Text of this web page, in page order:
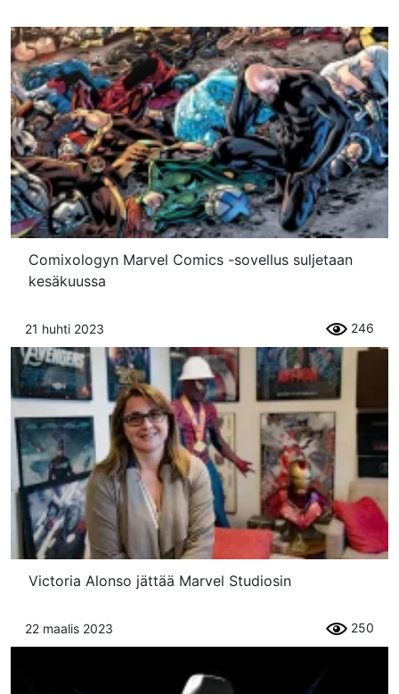
Comixologyn Marvel Comics -sovellus suljetaan
kesäkuussa
21 huhti 2023 246
Victoria Alonso jättää Marvel Studiosin
22 maalis 2023 250